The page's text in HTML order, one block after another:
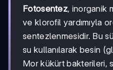
Fotosentez, inorganik
ve klorofil yardımıyla
sentezlenmesidir. Bu
su kullanılarak besin
Mor kükürt bakterileri,